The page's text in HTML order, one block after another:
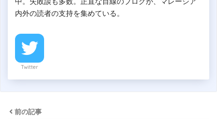
内外の読者の支持を集めている。
Twitter
前の記事